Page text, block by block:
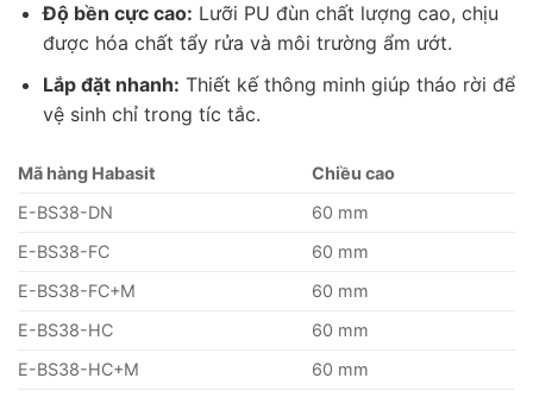
Độ bền cực cao: Lưỡi PU đùn chất lượng cao, chịu
được hóa chất tẩy rửa và môi trường ẩm ướt.
Lắp đặt nhanh: Thiết kế thông minh giúp tháo rời để
vệ sinh chỉ trong tíc tắc.
Mã hàng Habasit
Chiều cao
E-BS38-DN
60 mm
E-BS38-FC
60 mm
E-BS38-FC+M
60 mm
E-BS38-HC
60 mm
E-BS38-HC+M
60 mm